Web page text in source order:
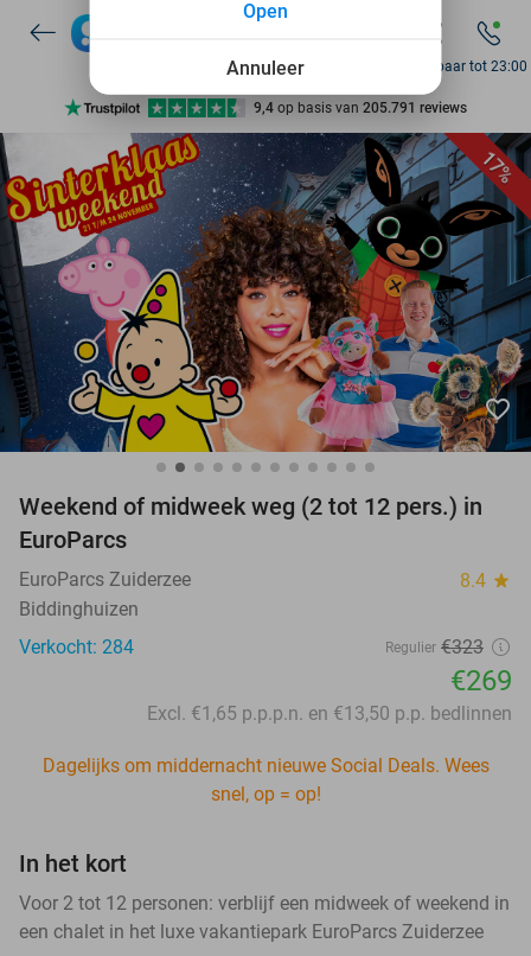
7 dagen per week beschikbaar
10+ miljoen leden
9,4 op basis van 205.791 reviews
Ontdek 15.000+ deals
7 dagen per week beschikbaar
10+ miljoen leden
Bereikbaar tot 23:00
17%
favorite_border
Weekend of midweek weg (2 tot 12 pers.) in
EuroParcs
EuroParcs Zuiderzee 8.4 star
Biddinghuizen
Verkocht: 284
Regulier €323
€269
Excl. €1,65 p.p.p.n. en €13,50 p.p. bedlinnen
Dagelijks om middernacht nieuwe Social Deals. Wees
snel, op = op!
In het kort
Voor 2 tot 12 personen: verblijf een midweek of weekend in
een chalet in het luxe vakantiepark EuroParcs Zuiderzee
Annuleer
Open